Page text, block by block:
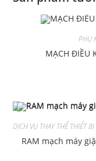
PHỤ
MẠCH ĐIỀU
DỊCH VỤ THAY THẾ THIẾT
RAM mạch máy